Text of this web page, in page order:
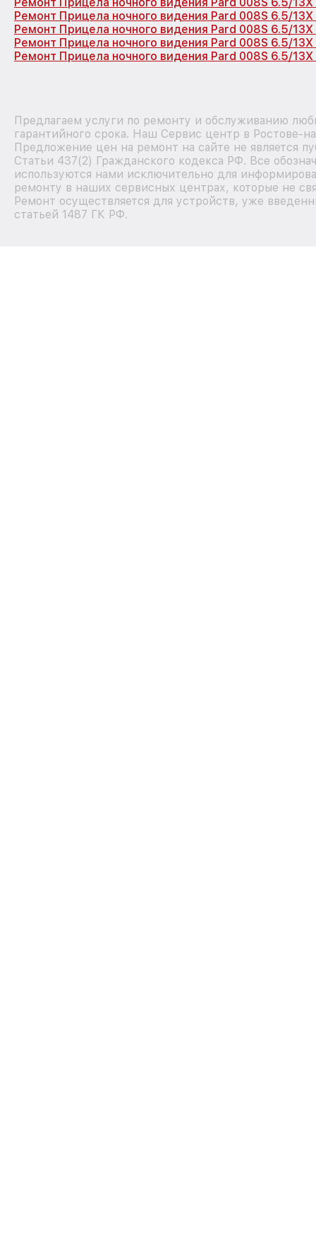
Ремонт Прицела ночного видения Pard 008S 6.5/
Ремонт Прицела ночного видения Pard 008S 6.5/
Ремонт Прицела ночного видения Pard 008S 6.5/
Ремонт Прицела ночного видения Pard 008S 6.5/13X
Предлагаем услуги по ремонту и обслуживанию
гарантийного срока. Наш Сервис центр в Ростове-
Предложение цен на ремонт на сайте не является
Статьи 437(2) Гражданского кодекса РФ. Все
используются нами исключительно для
ремонту в наших сервисных центрах, которые не
Ремонт осуществляется для устройств, уже
статьей 1487 ГК РФ.